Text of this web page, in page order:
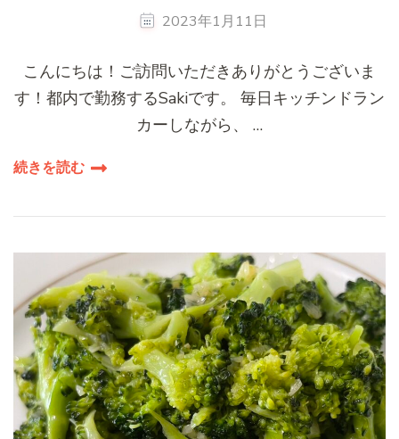
2023年1月11日
こんにちは！ご訪問いただきありがとうございま
す！都内で勤務するSakiです。 毎日キッチンドラン
カーしながら、 …
続きを読む